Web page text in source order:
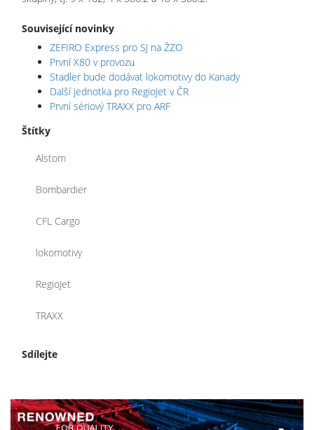
Související novinky
ZEFIRO Express pro SJ na ŽZO
První X80 v provozu
Stadler bude dodávat lokomotivy do Kanady
Další jednotka pro RegioJet v ČR
První sériový TRAXX pro ARF
Štítky
Alstom
Bombardier
CFL Cargo
lokomotivy
RegioJet
TRAXX
Sdílejte